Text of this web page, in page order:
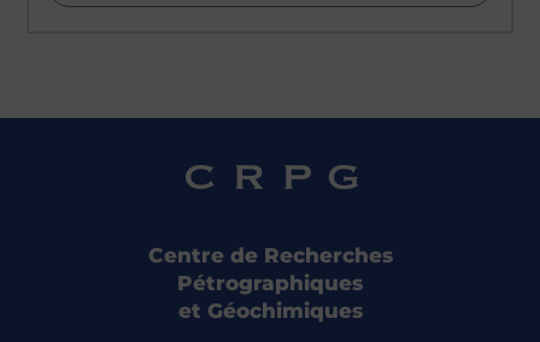
Centre de Recherches
Pétrographiques
et Géochimiques